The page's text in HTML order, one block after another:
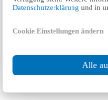
Datenschutzerklärung und in
Cookie Einstellungen ändern
Alle